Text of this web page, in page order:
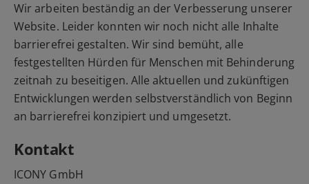
Wir arbeiten beständig an der Verbesserung unserer
Website. Leider konnten wir noch nicht alle Inhalte
barrierefrei gestalten. Wir sind bemüht, alle
festgestellten Hürden für Menschen mit Behinderung
zeitnah zu beseitigen. Alle aktuellen und zukünftigen
Entwicklungen werden selbstverständlich von Beginn
an barrierefrei konzipiert und umgesetzt.
Kontakt
ICONY GmbH